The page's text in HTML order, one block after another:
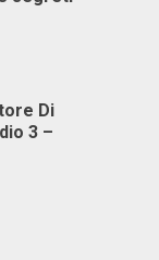
Di
3 –